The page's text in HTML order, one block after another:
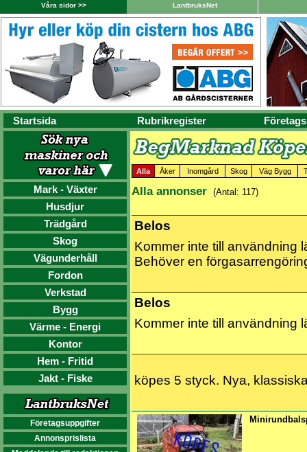
Våra sidor >> LantbruksNet
Startsida Rubrikregister
Mark - Växter
Husdjur
Trädgård
Skog
Vägunderhåll
Fordon
Verkstad
Bygg
Värme - Energi
Kontor
Hem - Fritid
Jakt - Fiske
Företagsuppgifter
Annonsprislista
Alla Åker Inomgård Skog Väg Bygg
Alla annonser (Antal: 117)
Belos
Kommer inte till användning
Behöver en
Belos
Kommer inte till användning
köpes 5 styck. Nya,